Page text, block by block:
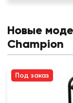
Новые
Champion
Под заказ